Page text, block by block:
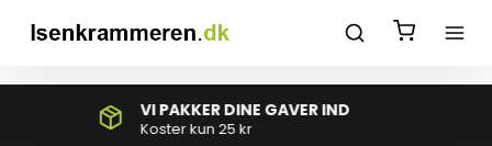
GRATIS FRAGT
Ved køb over 595 kr kun GLS